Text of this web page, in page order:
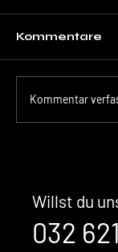
bevor
Kommentare
Kommentar
Willst du
032